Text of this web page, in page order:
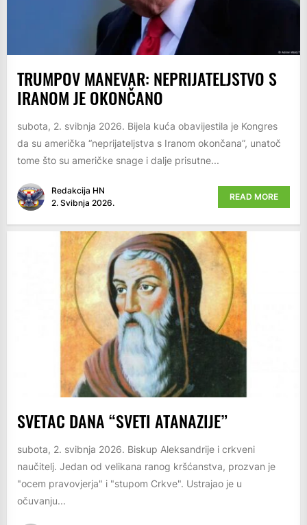
TRUMPOV MANEVAR: NEPRIJATELJSTVO S
IRANOM JE OKONČANO
subota, 2. svibnja 2026. Bijela kuća obavijestila je Kongres
da su američka “neprijateljstva s Iranom okončana”, unatoč
tome što su američke snage i dalje prisutne...
Redakcija HN
2. Svibnja 2026.
READ MORE
SVETAC DANA “SVETI ATANAZIJE”
subota, 2. svibnja 2026. Biskup Aleksandrije i crkveni
naučitelj. Jedan od velikana ranog kršćanstva, prozvan je
"ocem pravovjerja" i "stupom Crkve". Ustrajao je u
očuvanju...